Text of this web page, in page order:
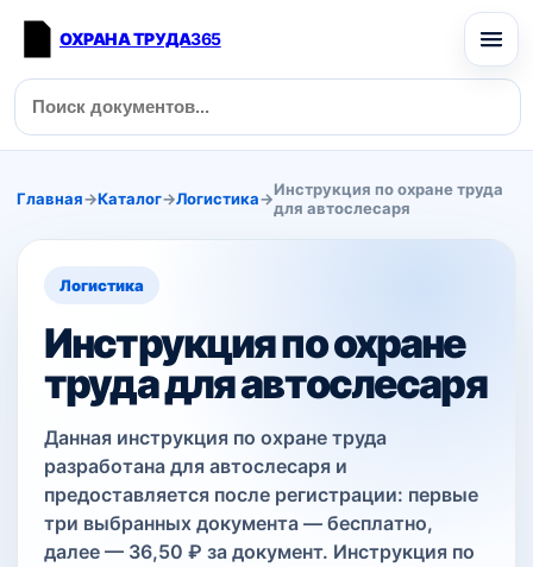
ОХРАНА ТРУДА365
Главная→Каталог→Логистика→Инструкция по охране труда
для автослесаря
Логистика
Инструкция по охране
труда для автослесаря
Данная инструкция по охране труда
разработана для автослесаря и
предоставляется после регистрации: первые
три выбранных документа — бесплатно,
далее — 36,50 ₽ за документ. Инструкция по